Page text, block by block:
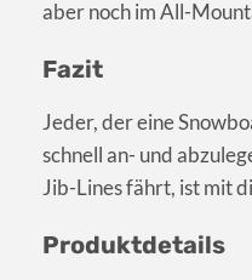
aber noch im All-
Fazit
Jeder, der eine
schnell an- und
Jib-Lines fährt, ist mit
Produktdetails